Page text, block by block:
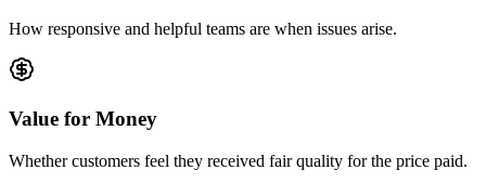
How responsive and helpful teams are when issues arise.
Value for Money
Whether customers feel they received fair quality for the price paid.